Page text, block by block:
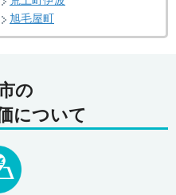
旭毛屋町
の
について